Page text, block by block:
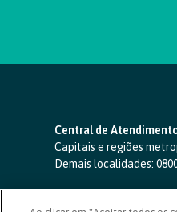
Central de
Capitais e regiões
Demais localidades:
SAC 24 horas-0800 724